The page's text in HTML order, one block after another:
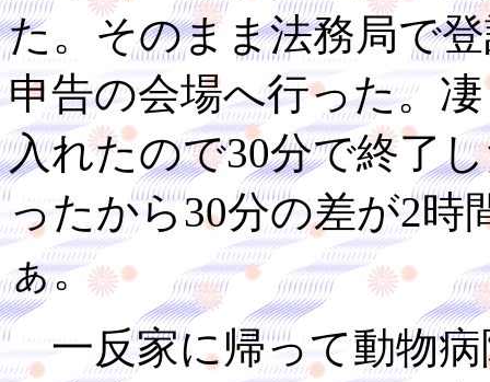
た。そのまま法務局で
申告の会場へ行った。
入れたので30分で終了
ったから30分の差が2時
ぁ。
一反家に帰って動物病